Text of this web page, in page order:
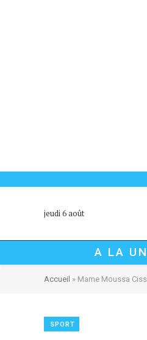
jeudi 6 août
A LA
Accueil » Mame Moussa
SPORT